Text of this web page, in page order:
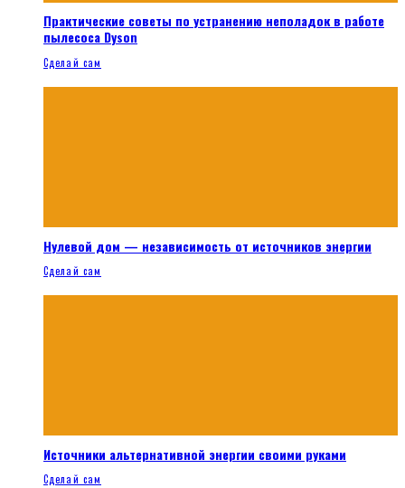
Практические советы по устранению неполадок в работе
пылесоса Dyson
Сделай сам
Нулевой дом — независимость от источников энергии
Сделай сам
Источники альтернативной энергии своими руками
Сделай сам